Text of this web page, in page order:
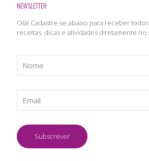
NEWSLETTER
Olá! Cadastre-se abaixo para receber
receitas, dicas e atividades diretamente no